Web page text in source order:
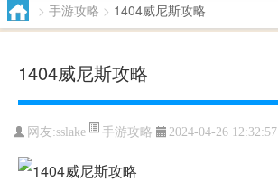
> 手游攻略 > 1404威尼斯攻略
1404威尼斯攻略
网友:sslake 手游攻略 2024-04-26 12:32:57